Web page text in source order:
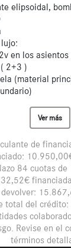
elipsoidal,
en los
2+3 )
(material
Ver más
de
84 cuotas
total del
Revise en el
términos